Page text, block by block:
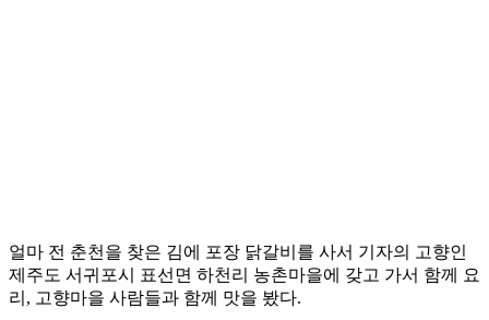
얼마 전 춘천을 찾은 김에 포장 닭갈비를 사서 기자의 고향인
제주도 서귀포시 표선면 하천리 농촌마을에 갖고 가서 함께 요
리, 고향마을 사람들과 함께 맛을 봤다.